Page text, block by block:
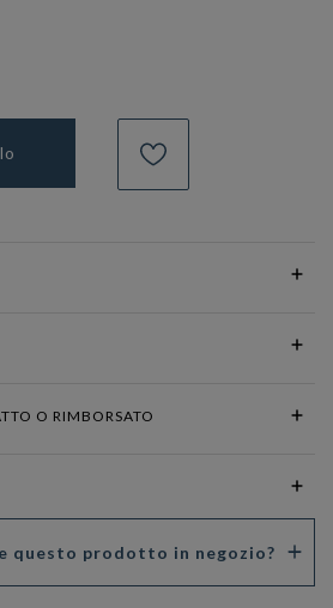
O RIMBORSATO
questo prodotto in negozio?